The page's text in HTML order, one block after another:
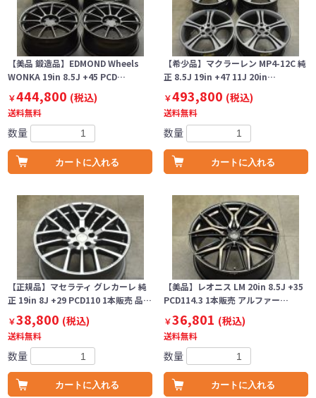
【美品 鍛造品】EDMOND Wheels
WONKA 19in 8.5J +45 PCD…
￥444,800 (税込)
送料無料
数量
カートに入れる
【希少品】マクラーレン MP4-12C 純
正 8.5J 19in +47 11J 20in…
￥493,800 (税込)
送料無料
数量
カートに入れる
【正規品】マセラティ グレカーレ 純
正 19in 8J +29 PCD110 1本販売 品…
￥38,800 (税込)
送料無料
数量
カートに入れる
【美品】レオニス LM 20in 8.5J +35
PCD114.3 1本販売 アルファー…
￥36,801 (税込)
送料無料
数量
カートに入れる